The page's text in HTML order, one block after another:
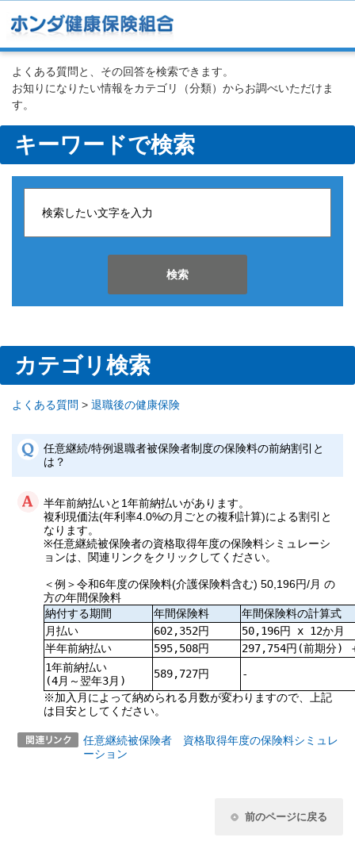
よくある質問と、その回答を検索できます。
お知りになりたい情報をカテゴリ（分類）からお調べいただけま
す。
キーワードで検索
検索
カテゴリ検索
よくある質問 > 退職後の健康保険
任意継続/特例退職者被保険者制度の保険料の前納割引と
は？
半年前納払いと1年前納払いがあります。
複利現価法(年利率4.0%の月ごとの複利計算)による割引と
なります。
※任意継続被保険者の資格取得年度の保険料シミュレーシ
ョンは、関連リンクをクリックしてください。
＜例＞令和6年度の保険料(介護保険料含む) 50,196円/月 の
方の年間保険料
納付する期間
年間保険料
年間保険料の計算式
月払い
602,352円
50,196円 x 12か月
半年前納払い
595,508円
297,754円(前期分)
1年前納払い
(4月～翌年3月)
589,727円
-
※加入月によって納められる月数が変わりますので、上記
は目安としてください。
任意継続被保険者 資格取得年度の保険料シミュレ
ーション
前のページに戻る